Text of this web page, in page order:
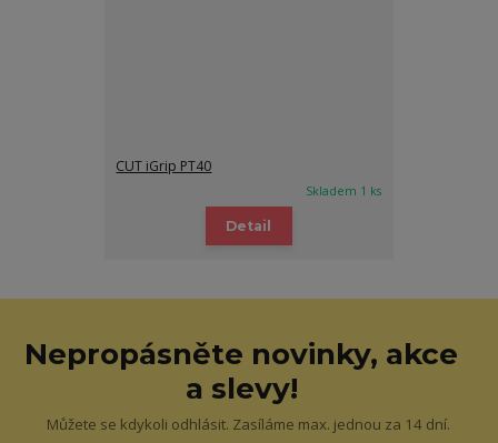
CUT iGrip PT40
Skladem 1 ks
Detail
Nepropásněte novinky, akce
a slevy!
Můžete se kdykoli odhlásit. Zasíláme max. jednou za 14 dní.